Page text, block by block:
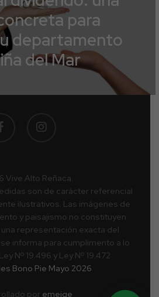
para
departamento
del Mar
Vive Alto Reñaca.
son de carácter referencial
ilustrativos. Las imágenes de
y paisajismo no constituyen
representación exacta del
informa para cumplimento a lo
Nº 19.496 y Ley Nº 19.472
Bono Pie Mayo 2026
por emeige